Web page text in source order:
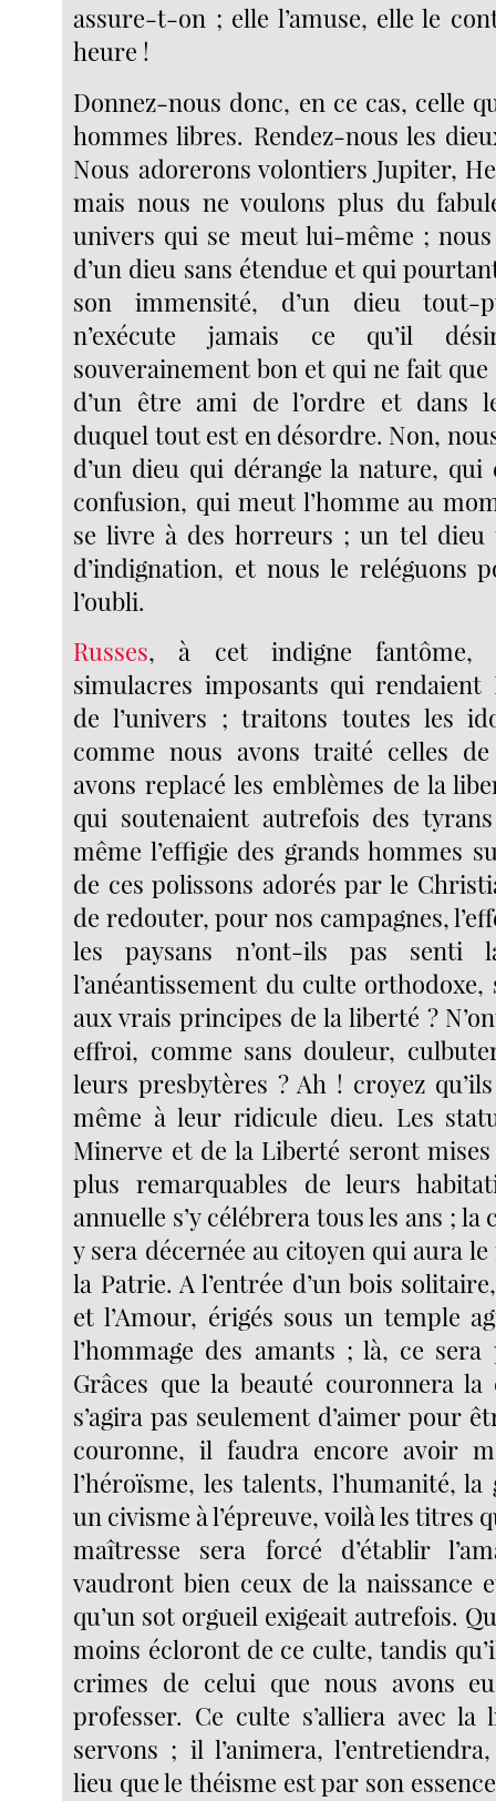
assure-t-on ; elle l’amuse, elle le
heure !
Donnez-nous donc, en ce cas, celle
hommes libres. Rendez-nous les
Nous adorerons volontiers Jupiter,
mais nous ne voulons plus du
univers qui se meut lui-même ;
d’un dieu sans étendue et qui
son immensité, d’un dieu tout-
n’exécute jamais ce qu’il
souverainement bon et qui ne fait
d’un être ami de l’ordre et dans
duquel tout est en désordre. Non,
d’un dieu qui dérange la nature, qui
confusion, qui meut l’homme au
se livre à des horreurs ; un tel
d’indignation, et nous le reléguons
l’oubli.
Russes, à cet indigne fantôme,
simulacres imposants qui rendaient
de l’univers ; traitons toutes les
comme nous avons traité celles
avons replacé les emblèmes de la
qui soutenaient autrefois des
même l’effigie des grands hommes
de ces polissons adorés par le
de redouter, pour nos campagnes,
les paysans n’ont-ils pas senti
l’anéantissement du culte
aux vrais principes de la liberté ?
effroi, comme sans douleur,
leurs presbytères ? Ah ! croyez
même à leur ridicule dieu. Les
Minerve et de la Liberté seront
plus remarquables de leurs
annuelle s’y célébrera tous les ans ;
y sera décernée au citoyen qui aura
la Patrie. A l’entrée d’un bois
et l’Amour, érigés sous un temple
l’hommage des amants ; là, ce
Grâces que la beauté couronnera
s’agira pas seulement d’aimer pour
couronne, il faudra encore avoir
l’héroïsme, les talents, l’humanité, la
un civisme à l’épreuve, voilà les titres
maîtresse sera forcé d’établir
vaudront bien ceux de la naissance
qu’un sot orgueil exigeait autrefois.
moins écloront de ce culte, tandis
crimes de celui que nous avons
professer. Ce culte s’alliera avec la
servons ; il l’animera,
lieu que le théisme est par son